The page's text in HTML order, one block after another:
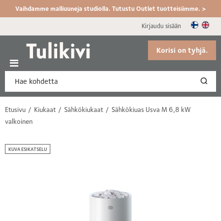
Vaihdamme malliuuneja studiolla. Tutustu Outlet tuotteisiimme. >
Kirjaudu sisään
Korisi on tyhjä.
Etusivu Kiukaat Sähkökiukaat
Sähkökiuas Usva M 6,8 kW
valkoinen
KUVA ESIKATSELU